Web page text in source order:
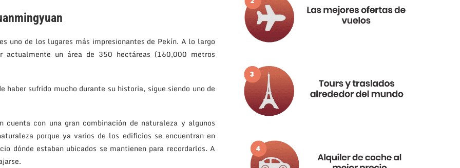
uno de los lugares más impresionantes de Pekín. A lo largo
un área de 350 hectáreas (160,000 metros
haber sufrido mucho durante su historia, sigue siendo uno de
cuenta con una gran combinación de naturaleza y algunos
porque ya varios de los edificios se encuentran en
dónde estaban ubicados se mantienen para recordarlos. A